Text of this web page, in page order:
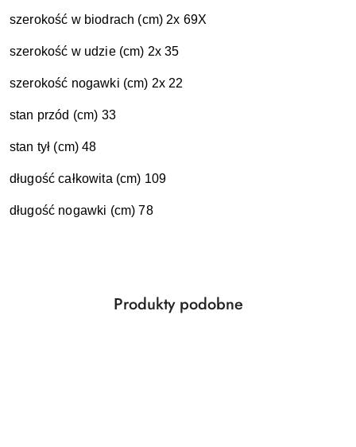
szerokość w biodrach (cm) 2x 69X
szerokość w udzie (cm) 2x 35
szerokość nogawki (cm) 2x 22
stan przód (cm) 33
stan tył (cm) 48
długość całkowita (cm) 109
długość nogawki (cm) 78
Pomiń karuzelę produktów
Produkty
Produkty podobne